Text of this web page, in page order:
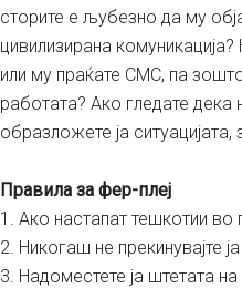
сторите е љубезно да му
цивилизирана
или му праќате СМС, па
работата? Ако гледате дека
образложете ја
Правила за фер-плеј
1. Ако настапат тешкотии во
2. Никогаш не прекинувајте
3. Надоместете ја штетата